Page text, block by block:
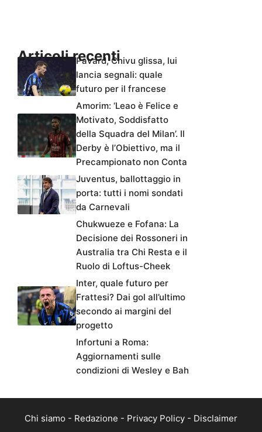
Articoli recentiPavard, Chivu glissa, lui
lancia segnali: quale
futuro per il francese
Amorim: ‘Leao è Felice e
Motivato, Soddisfatto
della Squadra del Milan’. Il
Derby è l’Obiettivo, ma il
Precampionato non Conta
Juventus, ballottaggio in
porta: tutti i nomi sondati
da Carnevali
Chukwueze e Fofana: La
Decisione dei Rossoneri in
Australia tra Chi Resta e il
Ruolo di Loftus-Cheek
Inter, quale futuro per
Frattesi? Dai gol all’ultimo
secondo ai margini del
progetto
Infortuni a Roma:
Aggiornamenti sulle
condizioni di Wesley e Bah
Chi siamo - Redazione - Privacy Policy - Disclaimer